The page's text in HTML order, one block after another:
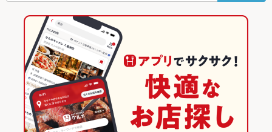
英語メニュ
あり
その他設備
お通し代300円。コースの場合不要。ワンドリンク制。お気楽
にお問い合わせ下さい。
その他
飲み放題 あり ：各種飲み放題付コースをご用意しております。
食べ放題
なし ：食べ放題はございませんが、各種コースをご用意してお
ります。
豊田市駅 × 和風
焼き鳥・鶏料理
豊田市 × 和食
豊田市 × 焼き鳥・鶏料理
豊田市駅 × 焼き鳥・鶏料理
愛知 × 居酒屋
愛知 × 和風
愛知 × 和食
愛知の居酒屋ランキング
豊田市のグルメランキング
豊田市の居酒屋ランキング
豊田市駅のグルメランキング
豊田市駅の居酒屋ランキング